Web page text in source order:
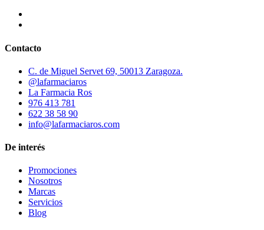
Contacto
C. de Miguel Servet 69, 50013 Zaragoza.
@lafarmaciaros
La Farmacia Ros
976 413 781
622 38 58 90
info@lafarmaciaros.com
De interés
Promociones
Nosotros
Marcas
Servicios
Blog